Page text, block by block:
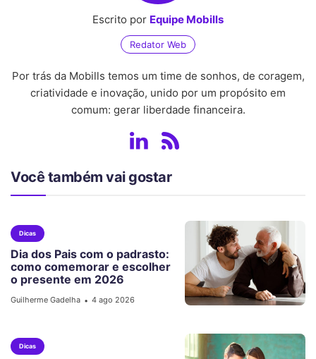
Escrito por Equipe Mobills
Redator Web
Por trás da Mobills temos um time de sonhos, de coragem,
criatividade e inovação, unido por um propósito em
comum: gerar liberdade financeira.
Você também vai gostar
Dicas
Dia dos Pais com o padrasto:
como comemorar e escolher
o presente em 2026
Guilherme Gadelha • 4 ago 2026
Dicas